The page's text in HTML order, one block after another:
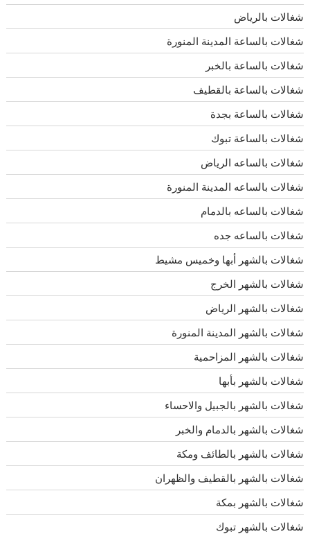
شغالات بالرياض
شغالات بالساعة المدينة المنورة
شغالات بالساعة بالخبر
شغالات بالساعة بالقطيف
شغالات بالساعة بجدة
شغالات بالساعة تبوك
شغالات بالساعه الرياض
شغالات بالساعه المدينة المنورة
شغالات بالساعه بالدمام
شغالات بالساعه جده
شغالات بالشهر أبها وخميس مشيط
شغالات بالشهر الخرج
شغالات بالشهر الرياض
شغالات بالشهر المدينة المنورة
شغالات بالشهر المزاحمية
شغالات بالشهر بأبها
شغالات بالشهر بالجبيل والاحساء
شغالات بالشهر بالدمام والخبر
شغالات بالشهر بالطائف ومكة
شغالات بالشهر بالقطيف والظهران
شغالات بالشهر بمكة
شغالات بالشهر تبوك